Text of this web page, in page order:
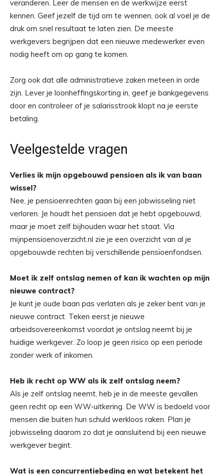
veranderen. Leer de mensen en de werkwijze eerst
kennen. Geef jezelf de tijd om te wennen, ook al voel je de
druk om snel resultaat te laten zien. De meeste
werkgevers begrijpen dat een nieuwe medewerker even
nodig heeft om op gang te komen.
Zorg ook dat alle administratieve zaken meteen in orde
zijn. Lever je loonheffingskorting in, geef je bankgegevens
door en controleer of je salarisstrook klopt na je eerste
betaling.
Veelgestelde vragen
Verlies ik mijn opgebouwd pensioen als ik van baan
wissel?
Nee, je pensioenrechten gaan bij een jobwisseling niet
verloren. Je houdt het pensioen dat je hebt opgebouwd,
maar je moet zelf bijhouden waar het staat. Via
mijnpensioenoverzicht.nl zie je een overzicht van al je
opgebouwde rechten bij verschillende pensioenfondsen.
Moet ik zelf ontslag nemen of kan ik wachten op mijn
nieuwe contract?
Je kunt je oude baan pas verlaten als je zeker bent van je
nieuwe contract. Teken eerst je nieuwe
arbeidsovereenkomst voordat je ontslag neemt bij je
huidige werkgever. Zo loop je geen risico op een periode
zonder werk of inkomen.
Heb ik recht op WW als ik zelf ontslag neem?
Als je zelf ontslag neemt, heb je in de meeste gevallen
geen recht op een WW-uitkering. De WW is bedoeld voor
mensen die buiten hun schuld werkloos raken. Plan je
jobwisseling daarom zo dat je aansluitend bij een nieuwe
werkgever begint.
Wat is een concurrentiebeding en wat betekent het